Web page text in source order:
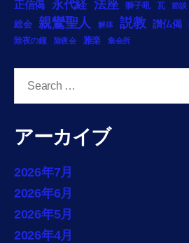
正信偈 永代経 法座 獅子吼 瓦 節談
総会 親鸞聖人 解体 説教 讃仏偈
除夜の鐘 除夜会 雅楽 集会所
アーカイブ
2026年7月
2026年6月
2026年5月
2026年4月